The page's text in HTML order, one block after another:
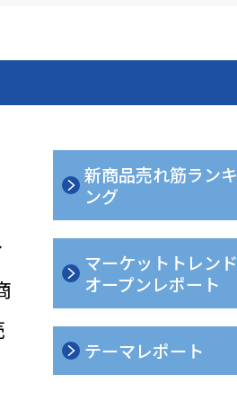
新商品売れ筋ランキ
ング
マーケットトレンド
オープンレポート
テーマレポート